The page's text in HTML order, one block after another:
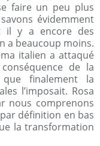
faire un peu plus
évidemment
il y a encore des
a beaucoup moins.
italien a attaqué
de la
finalement la
l’imposait. Rosa
nous comprenons
définition en bas
la transformation